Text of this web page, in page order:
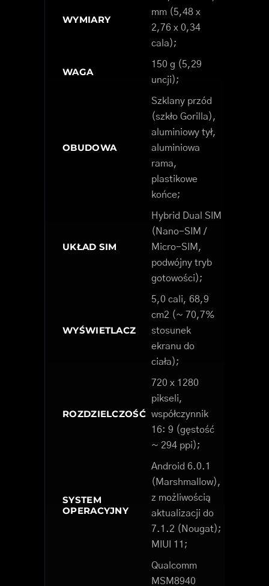
WYMIARY
mm (5,48 x
2,76 x 0,34
cala);
WAGA
150 g (5,29
uncji);
OBUDOWA
Szklany przód
(szkło Gorilla),
aluminiowy tył,
aluminiowa
rama,
plastikowe
końce;
UKŁAD SIM
Hybrid Dual SIM
(Nano-SIM /
Micro-SIM,
podwójny tryb
gotowości);
WYŚWIETLACZ
5,0 cali, 68,9
cm2 (~ 70,7%
stosunek
ekranu do
ciała);
ROZDZIELCZOŚĆ
720 x 1280
pikseli,
współczynnik
16: 9 (gęstość
~ 294 ppi);
SYSTEM
OPERACYJNY
Android 6.0.1
(Marshmallow),
z możliwością
aktualizacji do
7.1.2 (Nougat);
MIUI 11;
Qualcomm
MSM8940